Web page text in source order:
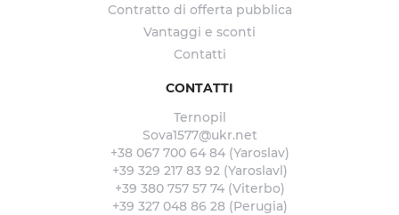
Contratto di offerta pubblica
Vantaggi e sconti
Contatti
CONTATTI
Ternopil
Sova1577@ukr.net
+38 067 700 64 84 (Yaroslav)
+39 329 217 83 92 (Yaroslavl)
+39 380 757 57 74 (Viterbo)
+39 327 048 86 28 (Perugia)